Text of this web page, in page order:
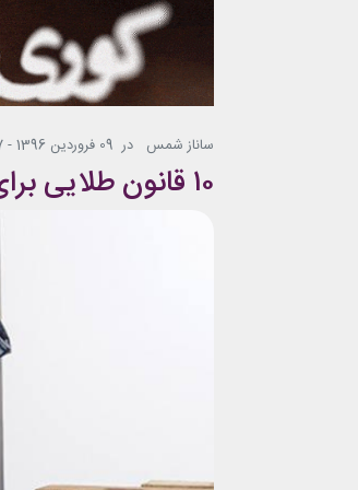
ساناز شمس در 09 فروردین 1396 - 12:37
۱۰ قانون طلایی برای شیک پوش بودن